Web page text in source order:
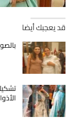
قد يعجبك أيضا